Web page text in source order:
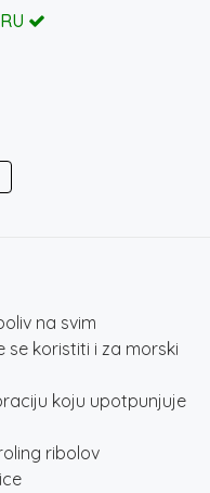
na svim
koristiti i za morski
koju upotpunjuje
ribolov